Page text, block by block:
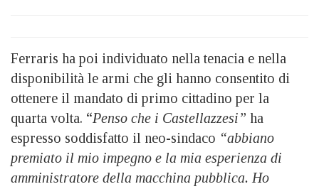
Ferraris ha poi individuato nella tenacia e nella
disponibilità le armi che gli hanno consentito di
ottenere il mandato di primo cittadino per la
quarta volta. “Penso che i Castellazzesi” ha
espresso soddisfatto il neo-sindaco “abbiano
premiato il mio impegno e la mia esperienza di
amministratore della macchina pubblica. Ho